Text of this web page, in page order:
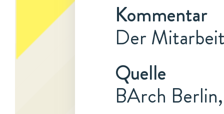
Kommentar
Der
Quelle
BArch